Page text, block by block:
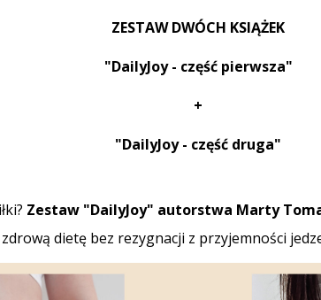
ZESTAW DWÓCH KSIĄŻEK
"DailyJoy - część pierwsza"
+
"DailyJoy - część druga"
Zestaw "DailyJoy" autorstwa Marty
dietę bez rezygnacji z przyjemności